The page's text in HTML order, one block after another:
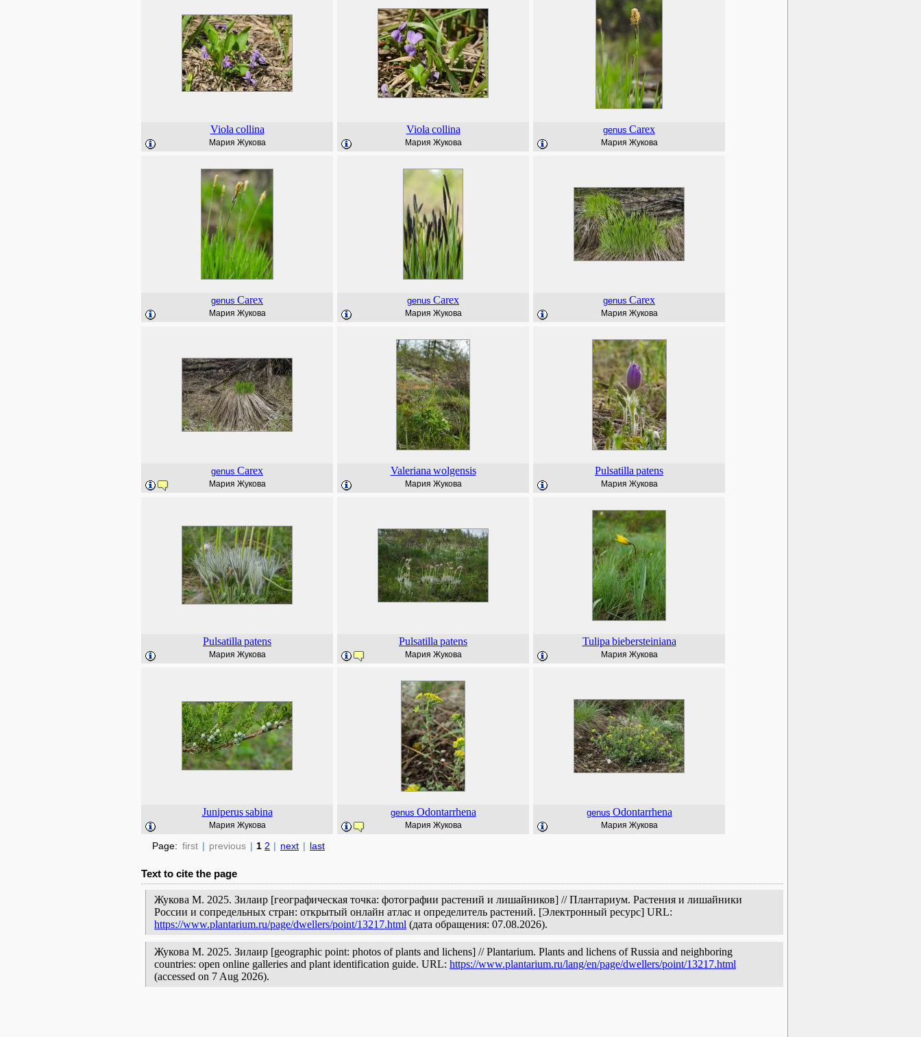
Viola collina
Мария Жукова
Viola collina
Мария Жукова
genus Carex
Мария Жукова
genus Carex
Мария Жукова
genus Carex
Мария Жукова
genus Carex
Мария Жукова
genus Carex
Мария Жукова
Valeriana wolgensis
Мария Жукова
Pulsatilla patens
Мария Жукова
Pulsatilla patens
Мария Жукова
Pulsatilla patens
Мария Жукова
Tulipa biebersteiniana
Мария Жукова
Juniperus sabina
Мария Жукова
genus Odontarrhena
Мария Жукова
genus Odontarrhena
Мария Жукова
Page: first | previous | 1 2 | next | last
Text to cite the page
Жукова М. 2025. Зилаир [географическая точка: фотографии растений и лишайников] // Плантариум. Растения и лишайники
России и сопредельных стран: открытый онлайн атлас и определитель растений. [Электронный ресурс] URL:
https://www.plantarium.ru/page/dwellers/point/13217.html (дата обращения: 07.08.2026).
Жукова М. 2025. Зилаир [geographic point: photos of plants and lichens] // Plantarium. Plants and lichens of Russia and neighboring
countries: open online galleries and plant identification guide. URL: https://www.plantarium.ru/lang/en/page/dwellers/point/13217.html
(accessed on 7 Aug 2026).